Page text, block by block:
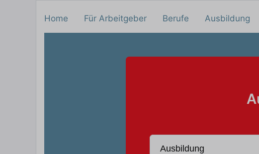
Home Für Arbeitgeber Berufe Ausbildung